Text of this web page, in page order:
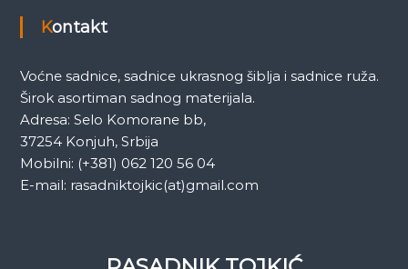
Kontakt
Voćne sadnice, sadnice ukrasnog šiblja i sadnice ruža.
Širok asortiman sadnog materijala.
Adresa: Selo Komorane bb,
37254 Konjuh, Srbija
Mobilni: (+381) 062 120 56 04
E-mail: rasadniktojkic(at)gmail.com